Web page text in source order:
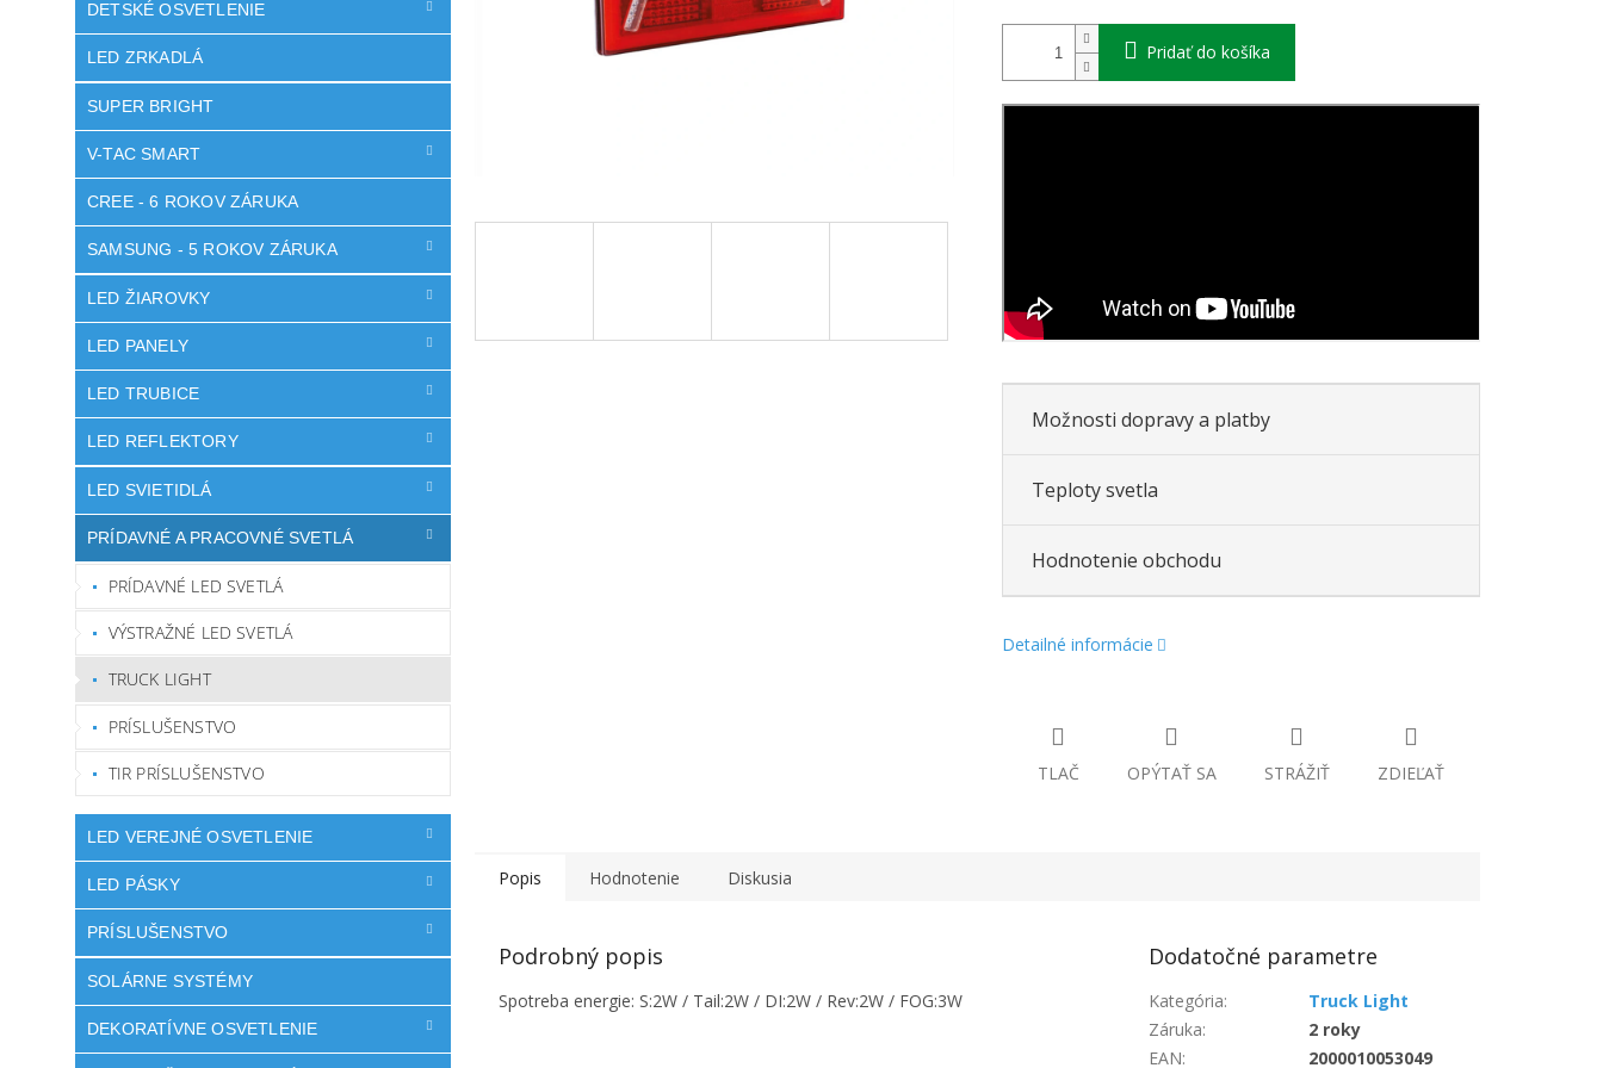
DETSKÉ OSVETLENIE
LED ZRKADLÁ
SUPER BRIGHT
V-TAC SMART
CREE - 6 ROKOV ZÁRUKA
SAMSUNG - 5 ROKOV ZÁRUKA
LED ŽIAROVKY
LED PANELY
LED TRUBICE
LED REFLEKTORY
LED SVIETIDLÁ
PRÍDAVNÉ A PRACOVNÉ SVETLÁ
PRÍDAVNÉ LED SVETLÁ
VÝSTRAŽNÉ LED SVETLÁ
TRUCK LIGHT
PRÍSLUŠENSTVO
TIR PRÍSLUŠENSTVO
LED VEREJNÉ OSVETLENIE
LED PÁSKY
PRÍSLUŠENSTVO
SOLÁRNE SYSTÉMY
DEKORATÍVNE OSVETLENIE
Pridať do košíka
Možnosti dopravy a platby
Teploty svetla
Hodnotenie obchodu
Detailné informácie
TLAČ OPÝTAŤ SA STRÁŽIŤ ZDIEĽAŤ
Popis Hodnotenie Diskusia
Podrobný popis
Spotreba energie: S:2W / Tail:2W / DI:2W / Rev:2W / FOG:3W
Dodatočné parametre
Kategória:
Truck Light
Záruka:
2 roky
EAN:
2000010053049